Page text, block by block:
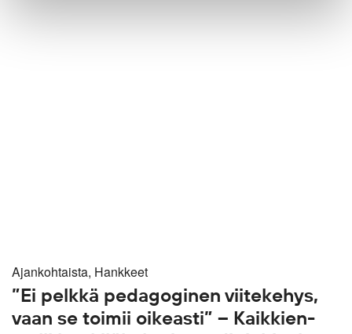
Ajankohtaista, Hankkeet
”Ei pelkkä pedagoginen viitekehys,
vaan se toimii oikeasti” – Kaikkien-